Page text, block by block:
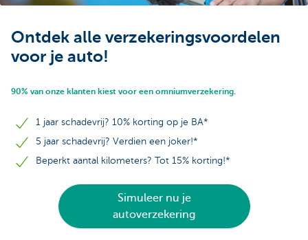
Ontdek alle verzekeringsvoordelen
voor je auto!
90% van onze klanten kiest voor een omniumverzekering.
1 jaar schadevrij? 10% korting op je BA*
5 jaar schadevrij? Verdien een joker!*
Beperkt aantal kilometers? Tot 15% korting!*
Simuleer nu je
autoverzekering